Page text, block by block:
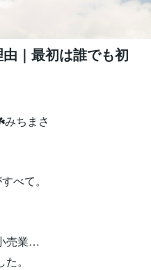
｜最初は誰でも初
ちまさ
べて。
売業…
。